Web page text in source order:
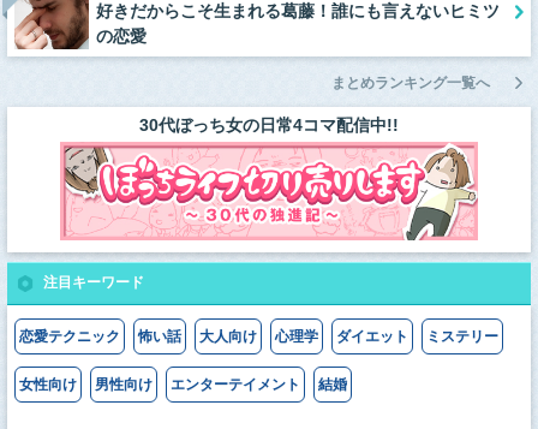
好きだからこそ生まれる葛藤！誰にも言えないヒミツ
の恋愛
まとめランキング一覧へ
30代ぼっち女の日常4コマ配信中!!
注目キーワード
恋愛テクニック 怖い話 大人向け 心理学 ダイエット ミステリー
女性向け 男性向け エンターテイメント 結婚